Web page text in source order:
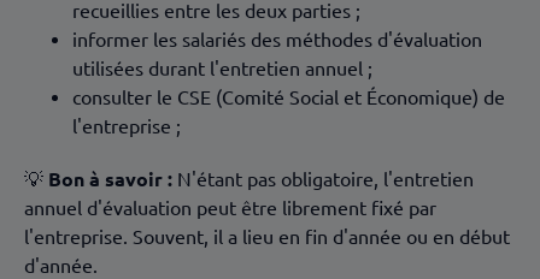
recueillies entre les deux parties ;
informer les salariés des méthodes d'évaluation
utilisées durant l'entretien annuel ;
consulter le CSE (Comité Social et Économique) de
l'entreprise ;
💡 Bon à savoir : N'étant pas obligatoire, l'entretien
annuel d'évaluation peut être librement fixé par
l'entreprise. Souvent, il a lieu en fin d'année ou en début
d'année.